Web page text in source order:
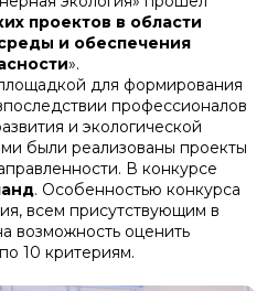
проектов в области
и обеспечения
».
для формирования
профессионалов
и экологической
были реализованы проекты
В конкурсе
. Особенностью конкурса
всем присутствующим в
возможность оценить
10 критериям.